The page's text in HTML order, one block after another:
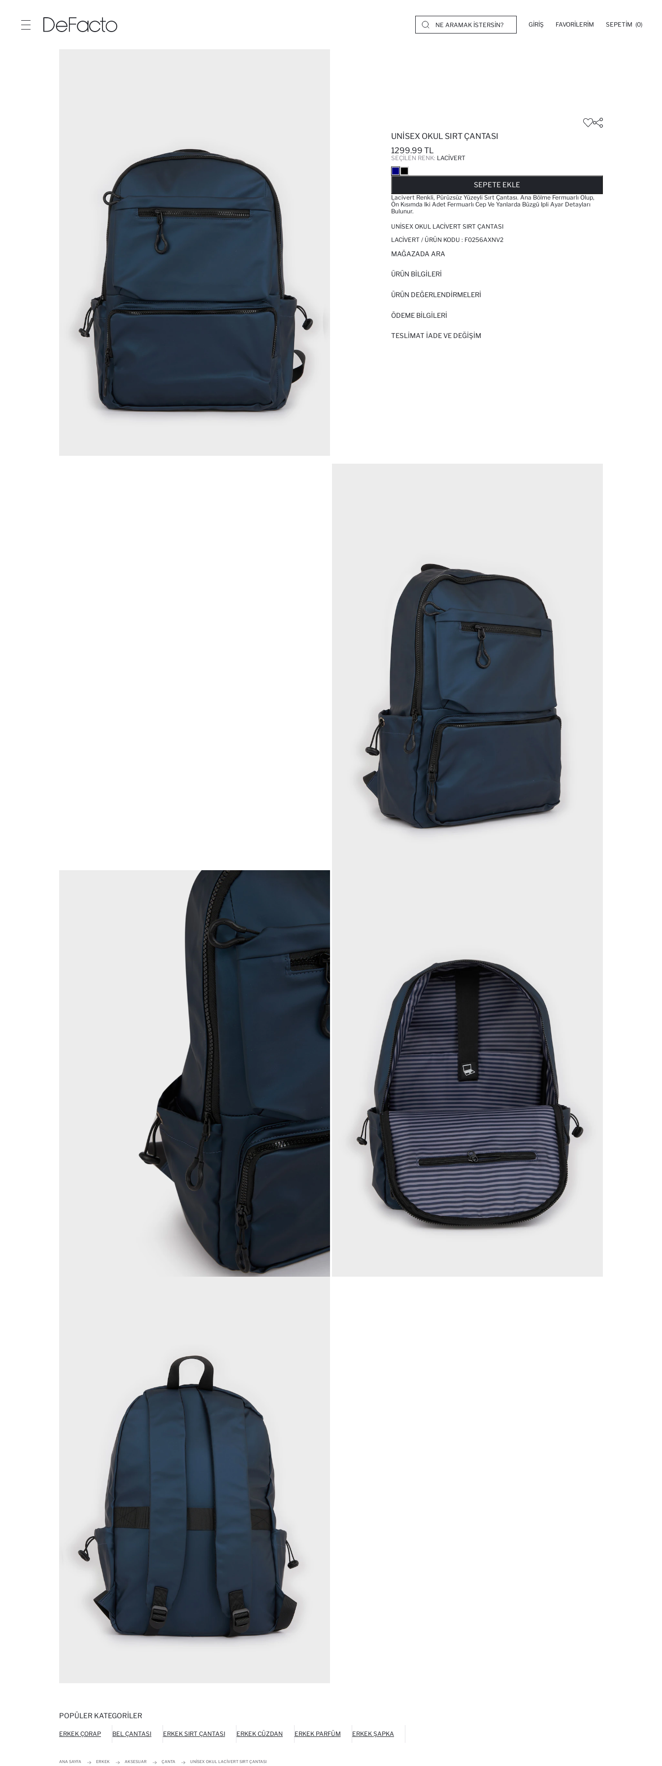
GIRIŞ FAVORILERIM SEPETIM (0)
UNISEX OKUL SIRT ÇANTASI
1299.99 TL
SEÇILEN RENK: LACIVERT
SEPETE EKLE
Lacivert Renkli, Pürüzsüz Yüzeyli Sırt Çantası. Ana Bölme Fermuarlı Olup,
Ön Kısımda Iki Adet Fermuarlı Cep Ve Yanlarda Büzgü Ipli Ayar Detayları
Bulunur.
UNISEX OKUL LACIVERT SIRT ÇANTASI
LACIVERT / ÜRÜN KODU : F0256AXNV2
MAĞAZADA ARA
ÜRÜN BILGILERI
ÜRÜN DEĞERLENDİRMELERİ
ÖDEME BİLGİLERİ
TESLIMAT İADE VE DEĞIŞIM
POPÜLER KATEGORILER
ERKEK ÇORAP BEL ÇANTASI ERKEK SIRT ÇANTASI ERKEK CÜZDAN ERKEK PARFÜM ERKEK ŞAPKA
ANA SAYFA ERKEK AKSESUAR ÇANTA UNISEX OKUL LACIVERT SIRT ÇANTASI